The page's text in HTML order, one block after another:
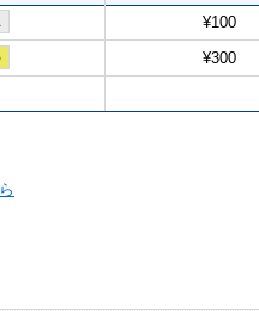
¥100
¥300